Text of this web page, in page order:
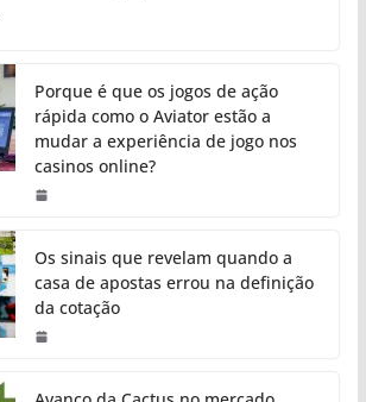
Porque é que os jogos de ação
rápida como o Aviator estão a
mudar a experiência de jogo nos
casinos online?
Os sinais que revelam quando a
casa de apostas errou na definição
da cotação